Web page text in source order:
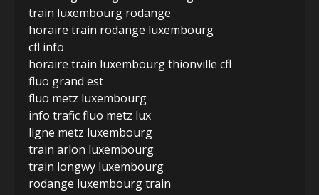
train luxembourg rodange
horaire train rodange luxembourg
cfl info
horaire train luxembourg thionville cfl
fluo grand est
fluo metz luxembourg
info trafic fluo metz lux
ligne metz luxembourg
train arlon luxembourg
train longwy luxembourg
rodange luxembourg train